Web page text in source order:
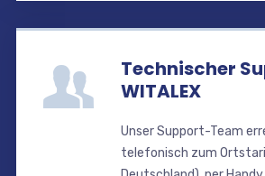
Technischer
WITALEX
Unser Support-Team
telefonisch zum